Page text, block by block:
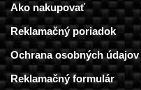
Ako nakupovať
Reklamačný poriadok
Ochrana osobných
Reklamačný formulár